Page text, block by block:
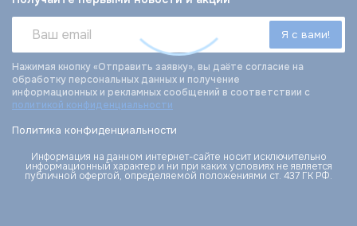
Нажимая кнопку «Отправить заявку», вы даёте согласие на
обработку персональных данных и получение
информационных и рекламных сообщений в соответствии с
политикой конфиденциальности
Политика конфиденциальности
Информация на данном интернет-сайте носит исключительно
информационный характер и ни при каких условиях не является
публичной офертой, определяемой положениями ст. 437 ГК РФ.